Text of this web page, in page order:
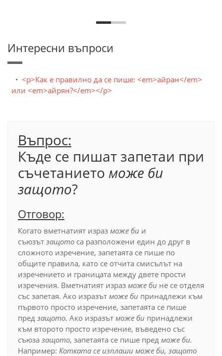
Интересни въпроси
<p>Как е правилно да се пише: <em>айран</em>
или <em>айрян?</em></p>
Въпрос:
Къде се пишат запетаи при
съчетанието може би
защото?
Отговор:
Когато вметнатият израз може би и
съюзът защото са разположени един до друг в
сложното изречение, запетаята се пише по
общите правила, като се отчита смисълът на
изречението и границата между двете прости
изречения. Вметнатият израз може би не се отделя
със запетая. Ако изразът може би принадлежи към
първото просто изречение, запетаята се пише
пред защото. Ако изразът може би принадлежи
към второто просто изречение, въведено със
съюза защото, запетаята се пише пред може би.
Например: Котката се изплаши може би, защото